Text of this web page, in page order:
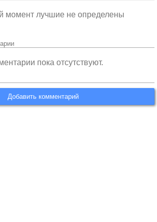
момент лучшие не определены
пока отсутствуют.
Добавить комментарий